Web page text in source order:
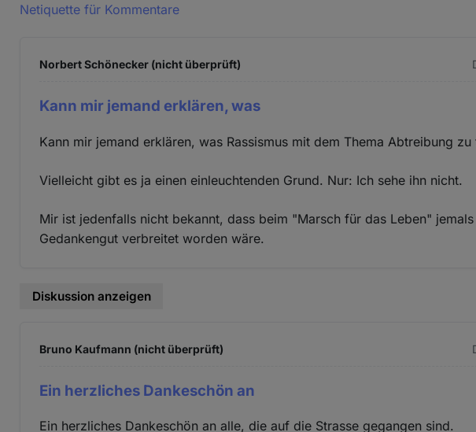
Netiquette für Kommentare
Norbert Schönecker (nicht überprüft)
Kann mir jemand erklären, was
Kann mir jemand erklären, was Rassismus mit dem Thema Abtreibung zu
Vielleicht gibt es ja einen einleuchtenden Grund. Nur: Ich sehe ihn nicht.
Mir ist jedenfalls nicht bekannt, dass beim "Marsch für das Leben"
Gedankengut verbreitet worden wäre.
Diskussion anzeigen
Bruno Kaufmann (nicht überprüft)
Ein herzliches Dankeschön an
Ein herzliches Dankeschön an alle, die auf die Strasse gegangen sind.